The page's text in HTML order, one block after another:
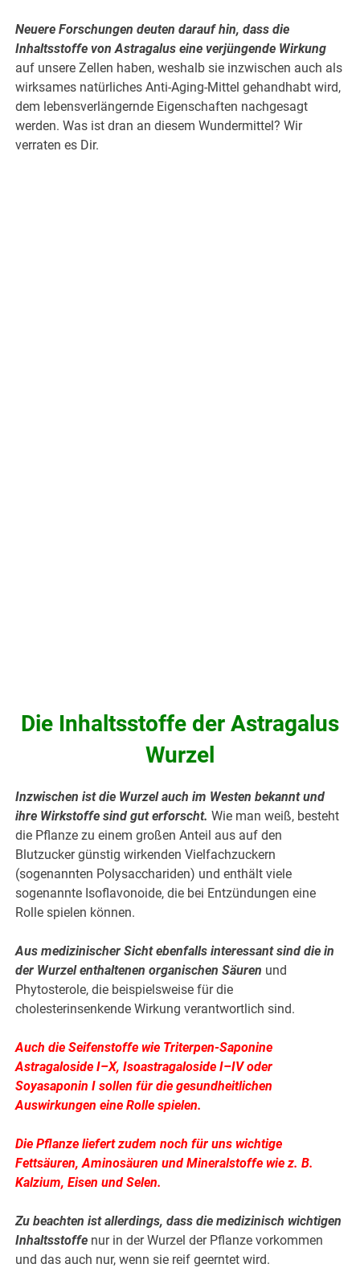
Neuere Forschungen deuten darauf hin, dass die
Inhaltsstoffe von Astragalus eine verjüngende Wirkung
auf unsere Zellen haben, weshalb sie inzwischen auch als
wirksames natürliches Anti-Aging-Mittel gehandhabt wird,
dem lebensverlängernde Eigenschaften nachgesagt
werden. Was ist dran an diesem Wundermittel? Wir
verraten es Dir.
Die Inhaltsstoffe der Astragalus
Wurzel
Inzwischen ist die Wurzel auch im Westen bekannt und
ihre Wirkstoffe sind gut erforscht. Wie man weiß, besteht
die Pflanze zu einem großen Anteil aus auf den
Blutzucker günstig wirkenden Vielfachzuckern
(sogenannten Polysacchariden) und enthält viele
sogenannte Isoflavonoide, die bei Entzündungen eine
Rolle spielen können.
Aus medizinischer Sicht ebenfalls interessant sind die in
der Wurzel enthaltenen organischen Säuren und
Phytosterole, die beispielsweise für die
cholesterinsenkende Wirkung verantwortlich sind.
Auch die Seifenstoffe wie Triterpen-Saponine
Astragaloside I–X, Isoastragaloside I–IV oder
Soyasaponin I sollen für die gesundheitlichen
Auswirkungen eine Rolle spielen.
Die Pflanze liefert zudem noch für uns wichtige
Fettsäuren, Aminosäuren und Mineralstoffe wie z. B.
Kalzium, Eisen und Selen.
Zu beachten ist allerdings, dass die medizinisch wichtigen
Inhaltsstoffe nur in der Wurzel der Pflanze vorkommen
und das auch nur, wenn sie reif geerntet wird.